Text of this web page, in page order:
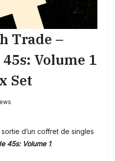
Trade –
Volume 1
Set
d’un coffret de singles
45s: Volume 1.